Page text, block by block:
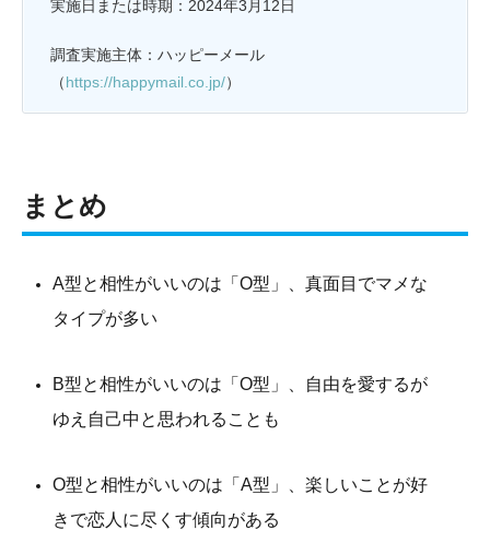
実施日または時期：2024年3月12日
調査実施主体：ハッピーメール
（https://happymail.co.jp/）
まとめ
A型と相性がいいのは「O型」、真面目でマメな
タイプが多い
B型と相性がいいのは「O型」、自由を愛するが
ゆえ自己中と思われることも
O型と相性がいいのは「A型」、楽しいことが好
きで恋人に尽くす傾向がある